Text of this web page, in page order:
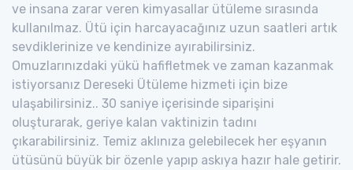
ve insana zarar veren kimyasallar ütüleme sırasında
kullanılmaz. Ütü için harcayacağınız uzun saatleri artık
sevdiklerinize ve kendinize ayırabilirsiniz.
Omuzlarınızdaki yükü hafifletmek ve zaman kazanmak
istiyorsanız Dereseki Ütüleme hizmeti için bize
ulaşabilirsiniz.. 30 saniye içerisinde siparişini
oluşturarak, geriye kalan vaktinizin tadını
çıkarabilirsiniz. Temiz aklınıza gelebilecek her eşyanın
ütüsünü büyük bir özenle yapıp askıya hazır hale getirir.